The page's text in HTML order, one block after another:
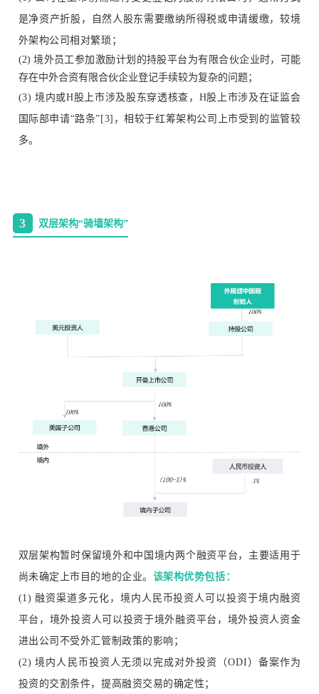
是净资产折股，自然人股东需要缴纳所得税或申请缓缴，较境
外架构公司相对繁琐；
(2) 境外员工参加激励计划的持股平台为有限合伙企业时，可能
存在中外合资有限合伙企业登记手续较为复杂的问题；
(3) 境内或H股上市涉及股东穿透核查，H股上市涉及在证监会
国际部申请“路条”[3]，相较于红筹架构公司上市受到的监管较
多。
3 双层架构“骑墙架构”
双层架构暂时保留境外和中国境内两个融资平台，主要适用于
尚未确定上市目的地的企业。 该架构优势包括：
(1) 融资渠道多元化，境内人民币投资人可以投资于境内融资
平台，境外投资人可以投资于境外融资平台，境外投资人资金
进出公司不受外汇管制政策的影响；
(2) 境内人民币投资人无须以完成对外投资（ODI）备案作为
投资的交割条件，提高融资交易的确定性；